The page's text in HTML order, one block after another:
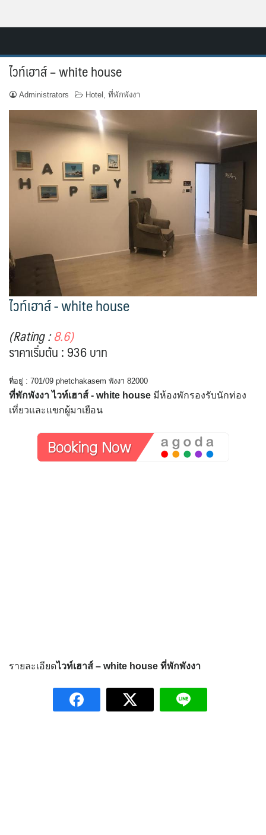
contentHome
ทำเว็บไซต์รีสอร์ท
เกี่ยวกับเรา
ไวท์เฮาส์ – white house
Administrators Hotel , ที่พักพังงา
ไวท์เฮาส์ - white house
(Rating :8.6)
ราคาเริ่มต้น : 936 บาท
ที่อยู่ : 701/09 phetchakasem พังงา 82000
ที่พักพังงา ไวท์เฮาส์ - white house มีห้องพักรองรับนักท่อง
เที่ยวและแขกผู้มาเยือน
รายละเอียดไวท์เฮาส์ – white house ที่พักพังงา